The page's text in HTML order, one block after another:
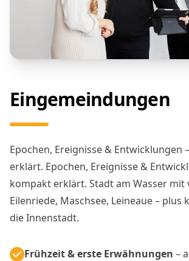
Eingemeindungen
Epochen, Ereignisse & Entwicklungen
erklärt. Epochen, Ereignisse &
kompakt erklärt. Stadt am Wasser mit
Eilenriede, Maschsee, Leineaue – plus
die Innenstadt.
Frühzeit & erste Erwähnungen –